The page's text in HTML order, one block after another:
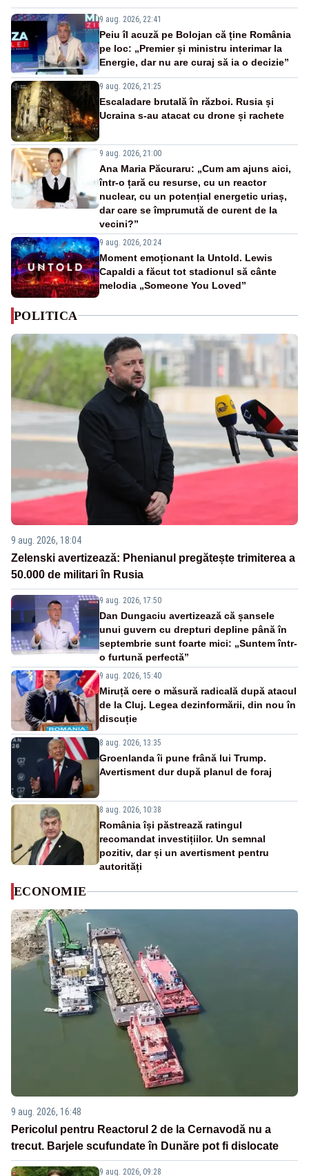
9 aug. 2026, 22:41
Peiu îl acuză pe Bolojan că ține România
pe loc: „Premier și ministru interimar la
Energie, dar nu are curaj să ia o decizie”
9 aug. 2026, 21:25
Escaladare brutală în război. Rusia și
Ucraina s-au atacat cu drone și rachete
9 aug. 2026, 21:00
Ana Maria Păcuraru: „Cum am ajuns aici,
într-o țară cu resurse, cu un reactor
nuclear, cu un potențial energetic uriaș,
dar care se împrumută de curent de la
vecini?”
9 aug. 2026, 20:24
Moment emoționant la Untold. Lewis
Capaldi a făcut tot stadionul să cânte
melodia „Someone You Loved”
POLITICA
9 aug. 2026, 18:04
Zelenski avertizează: Phenianul pregătește trimiterea a
50.000 de militari în Rusia
9 aug. 2026, 17:50
Dan Dungaciu avertizează că șansele
unui guvern cu drepturi depline până în
septembrie sunt foarte mici: „Suntem într-
o furtună perfectă”
9 aug. 2026, 15:40
Miruță cere o măsură radicală după atacul
de la Cluj. Legea dezinformării, din nou în
discuție
8 aug. 2026, 13:35
Groenlanda îi pune frână lui Trump.
Avertisment dur după planul de foraj
8 aug. 2026, 10:38
România își păstrează ratingul
recomandat investițiilor. Un semnal
pozitiv, dar și un avertisment pentru
autorități
ECONOMIE
9 aug. 2026, 16:48
Pericolul pentru Reactorul 2 de la Cernavodă nu a
trecut. Barjele scufundate în Dunăre pot fi dislocate
9 aug. 2026, 09:28